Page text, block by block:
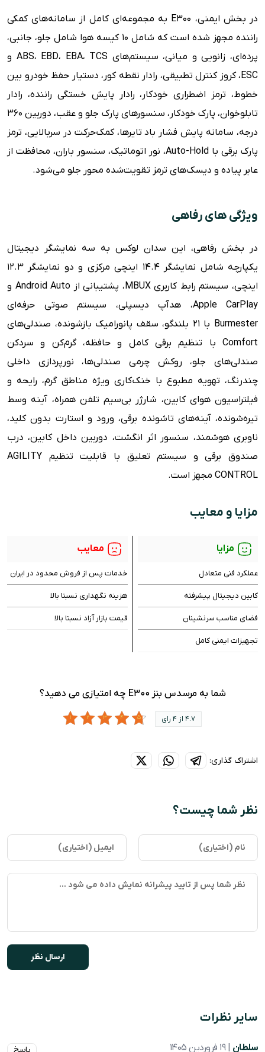
در بخش ایمنی، E300 به مجموعه‌ای کامل از سامانه‌های کمکی
راننده مجهز شده است که شامل ۱۰ کیسه هوا شامل جلو، جانبی،
پرده‌ای، زانویی و میانی، سیستم‌های ABS، EBD، EBA، TCS و
ESC، کروز کنترل تطبیقی، رادار نقطه کور، دستیار حفظ خودرو بین
خطوط، ترمز اضطراری خودکار، رادار پایش خستگی راننده، رادار
تابلوخوان، پارک خودکار، سنسورهای پارک جلو و عقب، دوربین ۳۶۰
درجه، سامانه پایش فشار باد تایرها، کمک‌حرکت در سربالایی، ترمز
پارک برقی با Auto-Hold، نور اتوماتیک، سنسور باران، محافظت از
عابر پیاده و دیسک‌های ترمز تقویت‌شده محور جلو می‌شود.
ویژگی های رفاهی
در بخش رفاهی، این سدان لوکس به سه نمایشگر دیجیتال
یکپارچه شامل نمایشگر ۱۴.۴ اینچی مرکزی و دو نمایشگر ۱۲.۳
اینچی، سیستم رابط کاربری MBUX، پشتیبانی از Android Auto و
Apple CarPlay، هدآپ دیسپلی، سیستم صوتی حرفه‌ای
Burmester با ۲۱ بلندگو، سقف پانورامیک بازشونده، صندلی‌های
Comfort با تنظیم برقی کامل و حافظه، گرم‌کن و سردکن
صندلی‌های جلو، روکش چرمی صندلی‌ها، نورپردازی داخلی
چندرنگ، تهویه مطبوع با خنک‌کاری ویژه مناطق گرم، رایحه و
فیلتراسیون هوای کابین، شارژر بی‌سیم تلفن همراه، آینه وسط
تیره‌شونده، آینه‌های تاشونده برقی، ورود و استارت بدون کلید،
ناوبری هوشمند، سنسور اثر انگشت، دوربین داخل کابین، درب
صندوق برقی و سیستم تعلیق با قابلیت تنظیم AGILITY
CONTROL مجهز است.
مزایا و معایب
مزایا
عملکرد فنی متعادل
کابین دیجیتال پیشرفته
فضای مناسب سرنشینان
تجهیزات ایمنی کامل
معایب
خدمات پس از فروش محدود در ایران
هزینه نگهداری نسبتا بالا
قیمت بازار آزاد نسبتا بالا
شما به مرسدس بنز E300 چه امتیازی می دهید؟
4.7 از 4 رای
اشتراک گذاری:
نظر شما چیست؟
سایر نظرات
سلطان | 19 فروردین 1405